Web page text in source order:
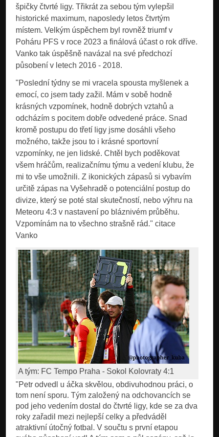
špičky čtvrté ligy. Třikrát za sebou tým vylepšil
historické maximum, naposledy letos čtvrtým
místem. Velkým úspěchem byl rovněž triumf v
Poháru PFS v roce 2023 a finálová účast o rok dříve.
Vanko tak úspěšně navázal na své předchozí
působení v letech 2016 - 2018.
"Poslední týdny se mi vracela spousta myšlenek a
emocí, co jsem tady zažil. Mám v sobě hodně
krásných vzpomínek, hodně dobrých vztahů a
odcházím s pocitem dobře odvedené práce. Snad
kromě postupu do třetí ligy jsme dosáhli všeho
možného, takže jsou to i krásné sportovní
vzpomínky, ne jen lidské. Chtěl bych poděkovat
všem hráčům, realizačnímu týmu a vedení klubu, že
mi to vše umožnili. Z ikonických zápasů si vybavím
určitě zápas na Vyšehradě o potenciální postup do
divize, který se poté stal skutečností, nebo výhru na
Meteoru 4:3 v nastavení po bláznivém průběhu.
Vzpomínám na to všechno strašně rád." citace
Vanko
A tým: FC Tempo Praha - Sokol Kolovraty 4:1
"Petr odvedl u áčka skvělou, obdivuhodnou práci, o
tom není sporu. Tým založený na odchovancích se
pod jeho vedením dostal do čtvrté ligy, kde se za dva
roky zařadil mezi nejlepší celky a předváděl
atraktivní útočný fotbal. V součtu s první etapou